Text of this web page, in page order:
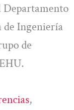
Departamento
de Ingeniería
de